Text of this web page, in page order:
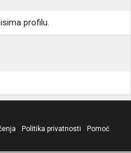
profilu.
Politika privatnosti
Pomoć